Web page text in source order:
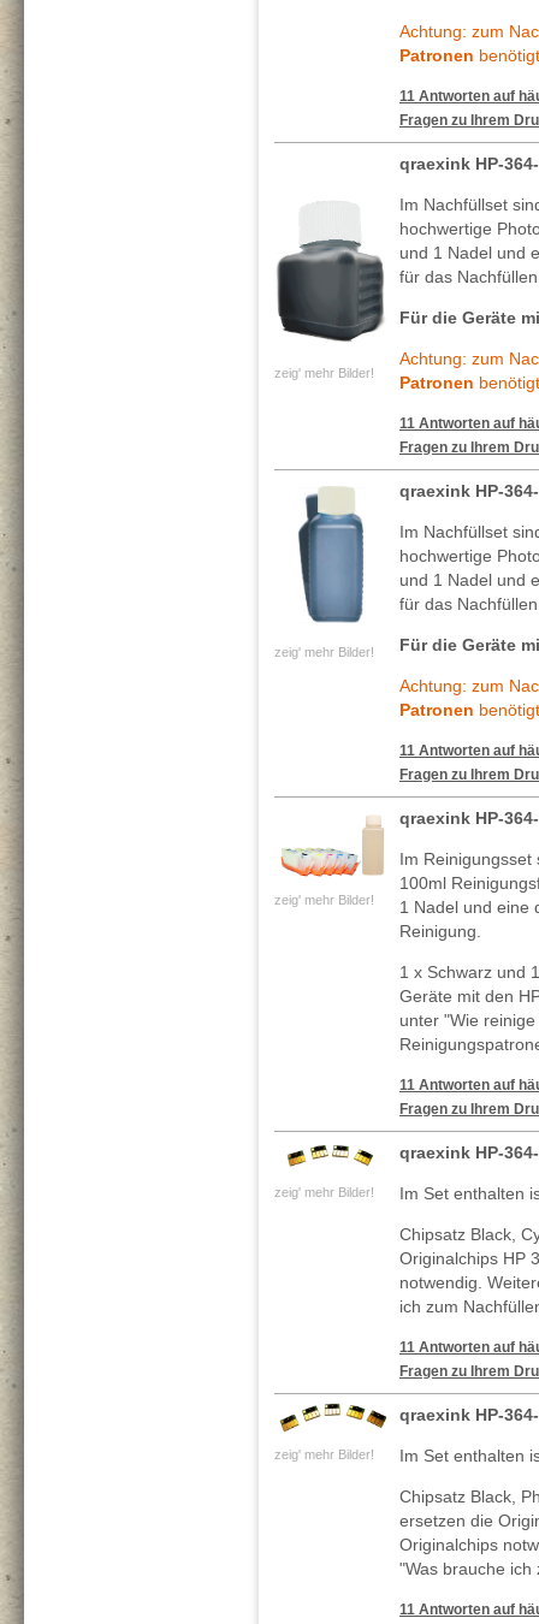
Achtung: zum
Patronen
11 Antworten auf
Fragen zu Ihrem
zeig' mehr Bilder!
qraexink HP-
Im Nachfüllset
hochwertige
und 1 Nadel und
für das
Für die Geräte
Achtung: zum
Patronen
11 Antworten auf
Fragen zu Ihrem
zeig' mehr Bilder!
qraexink HP-
Im Nachfüllset
hochwertige
und 1 Nadel und
für das
Für die Geräte
Achtung: zum
Patronen
11 Antworten auf
Fragen zu Ihrem
zeig' mehr Bilder!
qraexink HP-
Im Reinigungsset
100ml
1 Nadel und eine
Reinigung.
1 x Schwarz und
Geräte mit den
unter "Wie
11 Antworten auf
Fragen zu Ihrem
zeig' mehr Bilder!
qraexink HP-
Im Set enthalten
Chipsatz Black,
Originalchips HP
notwendig.
ich zum
11 Antworten auf
Fragen zu Ihrem
zeig' mehr Bilder!
qraexink HP-
Im Set enthalten
Chipsatz Black,
ersetzen die
Originalchips
"Was brauche ich
11 Antworten auf